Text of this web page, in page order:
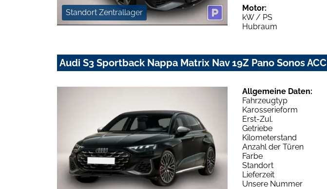
Standort Zentrallager
Motor:
kW / PS
Hubraum
Audi S3 Sportback Nappa Matrix Nav 19Z Pano Sonos ACC
Allgemeine Daten:
Fahrzeugtyp
Karosserieform
Erst-Zul.
Getriebe
Kilometerstand
Anzahl der Türen
Farbe
Standort
Lieferzeit
Unsere Nummer